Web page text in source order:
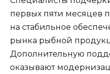
первых пяти месяцев
на стабильное
рынка рыбной
Дополнительную
оказывают